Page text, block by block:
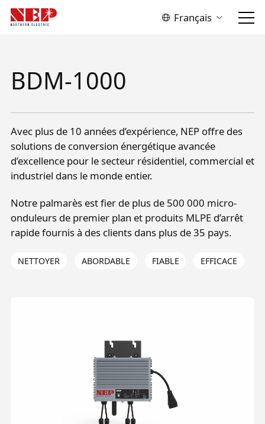
Français
BDM-1000
Avec plus de 10 années d’expérience, NEP offre des
solutions de conversion énergétique avancée
d’excellence pour le secteur résidentiel, commercial et
industriel dans le monde entier.
Notre palmarès est fier de plus de 500 000 micro-
onduleurs de premier plan et produits MLPE d’arrêt
rapide fournis à des clients dans plus de 35 pays.
NETTOYER ABORDABLE FIABLE EFFICACE